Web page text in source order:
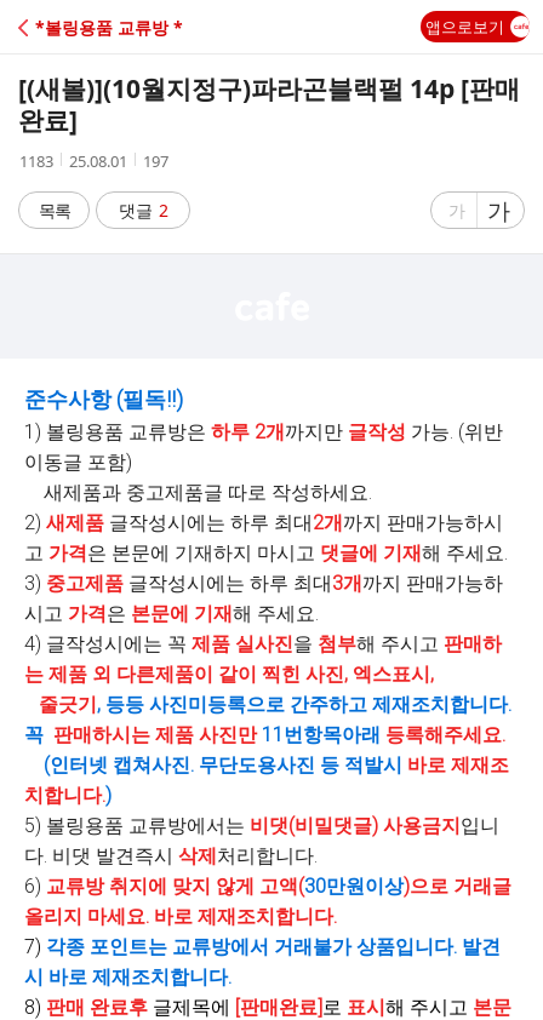
C
A
*볼링용품 교류방 * 앱으로보기
[(새볼)](10월지정구)파라곤블랙펄 14p [판매
완료]
작
자
1183
작
시
간
25.08.01
조
수
197
목록 댓글 2
글
가
글
자
가
준수사항 (필독!!)
1) 볼링용품 교류방은 하루 2개까지만 글작성 가능. (위반
이동글 포함)
새제품과 중고제품글 따로 작성하세요.
2) 새제품 글작성시에는 하루 최대2개까지 판매가능하시
고 가격은 본문에 기재하지 마시고 댓글에 기재해 주세요.
3) 중고제품 글작성시에는 하루 최대3개까지 판매가능하
시고 가격은 본문에 기재해 주세요.
4) 글작성시에는 꼭 제품 실사진을 첨부해 주시고 판매하
는 제품 외 다른제품이 같이 찍힌 사진, 엑스표시,
줄긋기, 등등 사진미등록으로 간주하고 제재조치합니다.
꼭 판매하시는 제품 사진만 11번항목아래 등록해주세요.
(인터넷 캡쳐사진. 무단도용사진 등 적발시 바로 제재조
치합니다.)
5) 볼링용품 교류방에서는 비댓(비밀댓글) 사용금지입니
다. 비댓 발견즉시 삭제처리합니다.
6) 교류방 취지에 맞지 않게 고액(30만원이상)으로 거래글
올리지 마세요. 바로 제재조치합니다.
7) 각종 포인트는 교류방에서 거래불가 상품입니다. 발견
시 바로 제재조치합니다.
8) 판매 완료후 글제목에 [판매완료]로 표시해 주시고 본문